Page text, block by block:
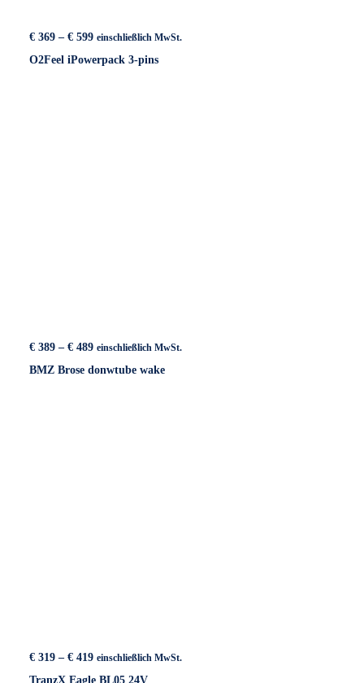
€ 369 – € 599Preisspanne:
bis
einschließlich MwSt.
O2Feel iPowerpack 3-pins
€ 389 – € 489Preisspanne:
bis
einschließlich MwSt.
BMZ Brose donwtube wake
€ 319 – € 419Preisspanne:
einschließlich MwSt.
TranzX Eagle BL05 24V